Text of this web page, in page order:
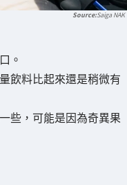
Saiga NAK
。
飲料比起來還是稍微有
些，可能是因為奇異果